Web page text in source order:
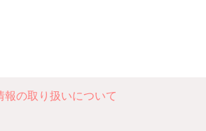
報の取り扱いについて